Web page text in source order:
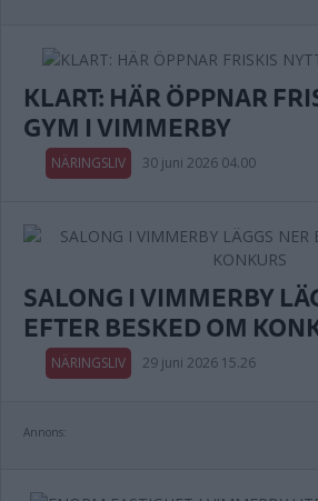
KLART: HÄR ÖPPNAR
GYM I VIMMERBY
NÄRINGSLIV 30 juni 2026 04.00
SALONG I VIMMERBY
EFTER BESKED OM
NÄRINGSLIV 29 juni 2026 15.26
Annons: